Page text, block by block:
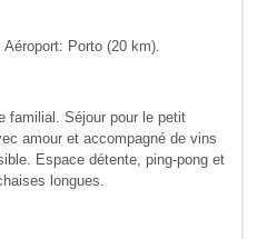
Porto (20 km).
familial. Séjour pour le petit
amour et accompagné de vins
Espace détente, ping-pong et
longues.